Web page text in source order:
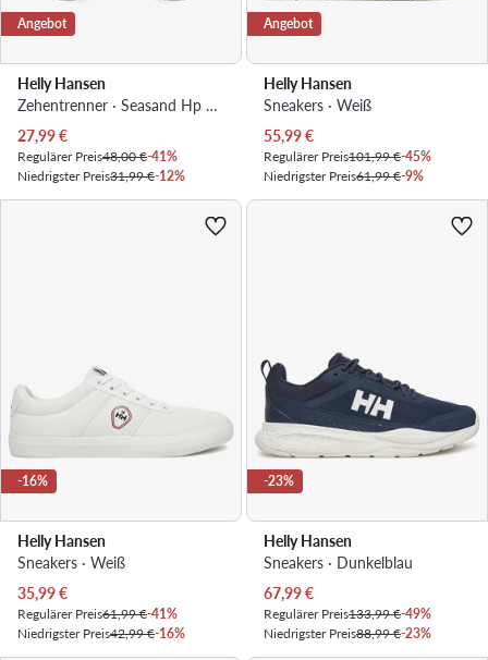
Angebot
Helly Hansen
Zehentrenner · Seasand Hp 2 11954_993 · Schwarz
Aktueller Preis
27,99€
Regulärer Preis48,00 €-41%
Niedrigster Preis31,99 €-12%
Angebot
Helly Hansen
Sneakers · Weiß
Aktueller Preis
55,99€
Regulärer Preis101,99 €-45%
Niedrigster Preis61,99 €-9%
-16%
Helly Hansen
Sneakers · Weiß
Aktueller Preis
35,99€
Regulärer Preis61,99 €-41%
Niedrigster Preis42,99 €-16%
-23%
Helly Hansen
Sneakers · Dunkelblau
Aktueller Preis
67,99€
Regulärer Preis133,99 €-49%
Niedrigster Preis88,99 €-23%